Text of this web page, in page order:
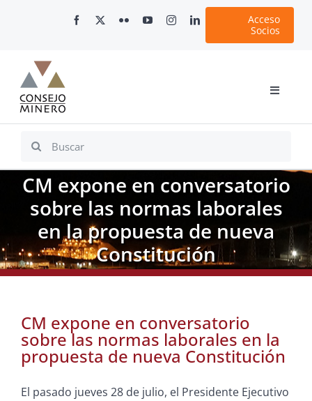
Acceso
Socios
Toggle
Documentos
Minería en Chile
Plataformas Digitales
Comunicaciones
Search
CM expone en conversatorio
sobre las normas laborales
en la propuesta de nueva
Constitución
CM expone en conversatorio
sobre las normas laborales en la
propuesta de nueva Constitución
El pasado jueves 28 de julio, el Presidente Ejecutivo